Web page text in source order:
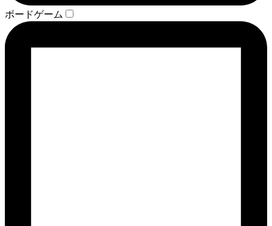
ボードゲーム